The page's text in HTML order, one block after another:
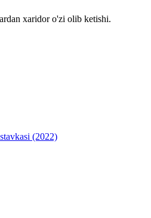
xaridor o'zi olib ketishi.
(2022)